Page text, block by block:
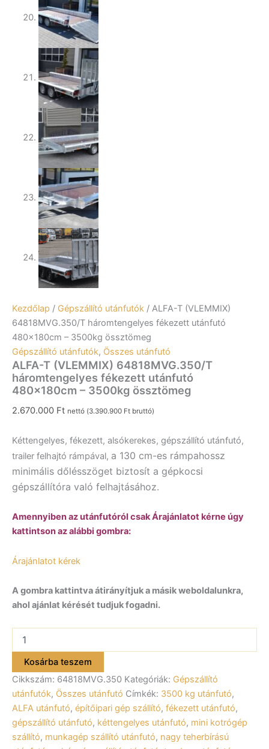
Kezdőlap / Gépszállító utánfutók / ALFA-T (VLEMMIX)
64818MVG.350/T háromtengelyes fékezett utánfutó
480x180cm – 3500kg össztömeg
Gépszállító utánfutók, Összes utánfutó
ALFA-T (VLEMMIX) 64818MVG.350/T
háromtengelyes fékezett utánfutó
480x180cm – 3500kg össztömeg
2.670.000 Ft nettó (3.390.900 Ft bruttó)
Kéttengelyes, fékezett, alsókerekes, gépszállító utánfutó,
trailer felhajtó rámpával, a 130 cm-es rámpahossz
minimális dőlésszöget biztosít a gépkocsi
gépszállítóra való felhajtásához.
Amennyiben az utánfutóról csak Árajánlatot kérne úgy
kattintson az alábbi gombra:
Árajánlatot kérek
A gombra kattintva átirányítjuk a másik weboldalunkra,
ahol ajánlat kérését tudjuk fogadni.
(VLEMMIX)
64818MVG.350/T
háromtengelyes
fékezett
utánfutó
480x180cm
–
3500kg
Kosárba teszem
Cikkszám: 64818MVG.350 Kategóriák: Gépszállító
utánfutók, Összes utánfutó Címkék: 3500 kg utánfutó,
ALFA utánfutó, építőipari gép szállító, fékezett utánfutó,
gépszállító utánfutó, kéttengelyes utánfutó, mini kotrógép
szállító, munkagép szállító utánfutó, nagy teherbírású